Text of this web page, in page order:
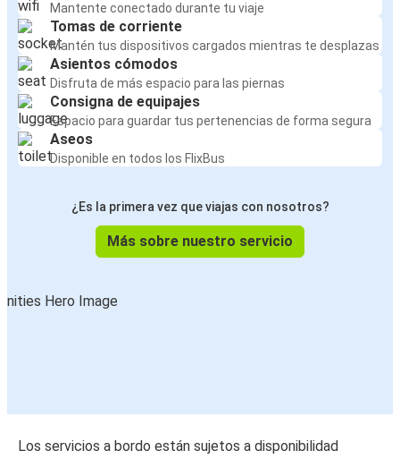
Olomouc
Breslavia
Olomouc
Bratislava
Bratislava
Breslavia
Olomouc
Múnich
Budapest
Mantente conectado durante tu viaje
Tomas de corriente
Mantén tus dispositivos cargados mientras te desplazas
Asientos cómodos
Disfruta de más espacio para las piernas
Consigna de equipajes
Espacio para guardar tus pertenencias de forma segura
Aseos
Disponible en todos los FlixBus
¿Es la primera vez que viajas con nosotros?
Más sobre nuestro servicio
Los servicios a bordo están sujetos a disponibilidad